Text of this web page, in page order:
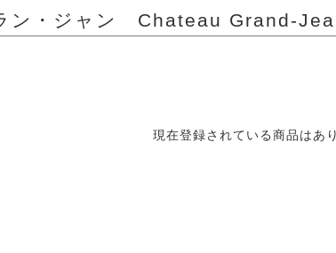
ン・ジャン Chateau Grand-
現在登録されている商品はあ